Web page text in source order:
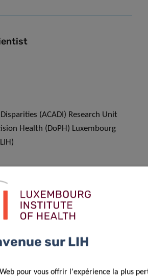
(ACADI) Research Unit
Health (DoPH) Luxembourg
sur LIH
pour vous offrir l'expérience la plus